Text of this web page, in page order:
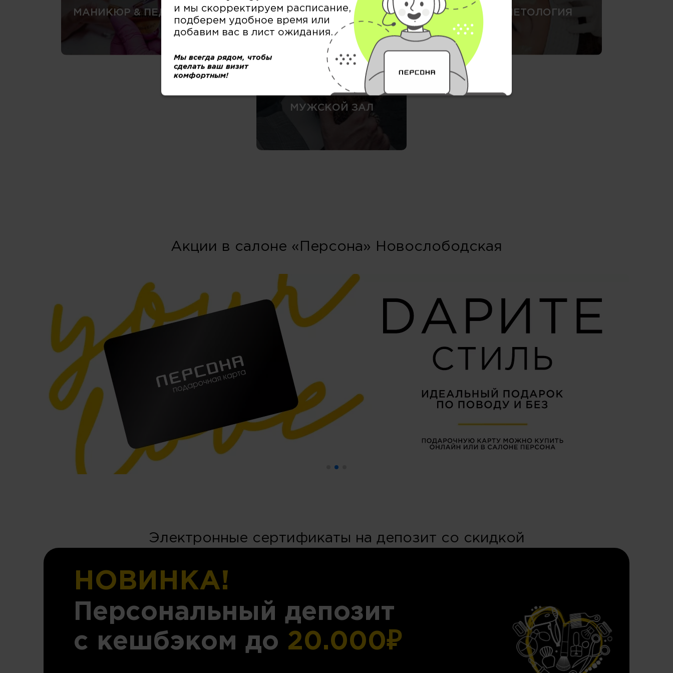
МАНИКЮР & ПЕДИКЮР
БРОВИ / РЕСНИЦЫ &
ВИЗАЖ
КОСМЕТОЛОГИЯ
МУЖСКОЙ ЗАЛ
Акции в салоне «Персона» Новослободская
Электронные сертификаты на депозит со скидкой
НОВИНКА!
Персональный депозит
с кешбэком до 20.000₽
и мы скорректируем расписание,
подберем удобное время или
добавим вас в лист ожидания.
Мы всегда рядом, чтобы
сделать ваш визит
комфортным!